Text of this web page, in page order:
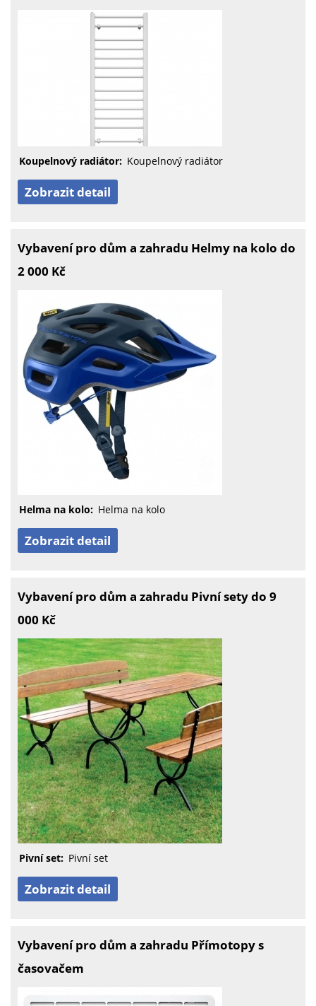
Koupelnový radiátor: Koupelnový radiátor
Zobrazit detail
Vybavení pro dům a zahradu Helmy na kolo do
2 000 Kč
Helma na kolo: Helma na kolo
Zobrazit detail
Vybavení pro dům a zahradu Pivní sety do 9
000 Kč
Pivní set: Pivní set
Zobrazit detail
Vybavení pro dům a zahradu Přímotopy s
časovačem